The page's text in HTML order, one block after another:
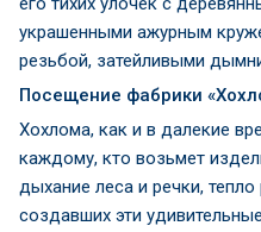
украшенными ажурным
резьбой, затейливыми
Посещение фабрики
Хохлома, как и в далекие
каждому, кто возьмет
дыхание леса и речки, тепло
создавших эти